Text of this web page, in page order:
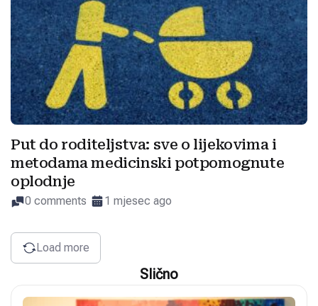
Put do roditeljstva: sve o lijekovima i
metodama medicinski potpomognute
oplodnje
0 comments 1 mjesec ago
Load more
Slično